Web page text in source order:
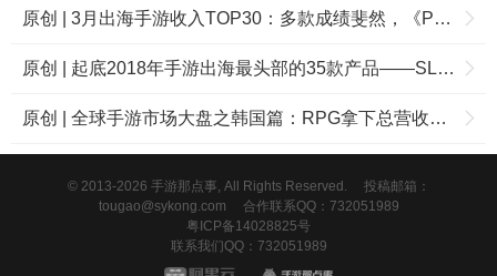
原创 | 3月出海手游收入TOP30：多款成绩斐然，《PUBG Mobile》创下营收纪录
原创 | 起底2018年手游出海最头部的35款产品——SLG成绩惊艳
原创 | 全球手游市场大盘之韩国篇：RPG拿下总营收的67.2%，中国手游席卷市场
© 2013-2026 手游那点事, All Rights Reserved.
投稿邮箱：
tougao@sykong.com 合作联系QQ：732051989
粤ICP备14028825号
联系我们QQ：732051989